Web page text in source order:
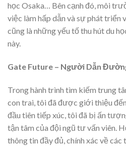
học Osaka… Bên cạnh đó, môi
việc làm hấp dẫn và sự phát triển
cũng là những yếu tố thu hút du
này.
Gate Future – Người Dẫn
Trong hành trình tìm kiếm trung
con trai, tôi đã được giới thiệu
đầu tiên tiếp xúc, tôi đã bị ấn
tận tâm của đội ngũ tư vấn viên.
thông tin đầy đủ, chính xác về